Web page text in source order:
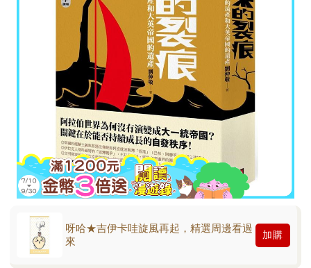
呀哈★吉伊卡哇旋風再起，精選周邊看過
來
加購